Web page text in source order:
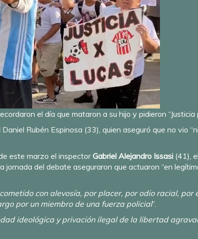
el día que mataron a su hijo y pidieron “Justicia
Rubén Espinosa (33), quien aseguró que no vio
este marzo el inspectorGabriel Alejandro Issasi (41),
jornada del debate aseguraron que actuaron “en
con alevosía, por placer, por odio racial, por
por un miembro de una fuerza policial”.
ideológica y privación ilegal de la libertad